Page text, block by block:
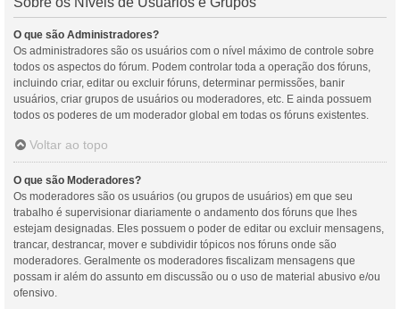
O que são Administradores?
Os administradores são os usuários com o nível máximo de controle sobre
todos os aspectos do fórum. Podem controlar toda a operação dos fóruns,
incluindo criar, editar ou excluir fóruns, determinar permissões, banir
usuários, criar grupos de usuários ou moderadores, etc. E ainda possuem
todos os poderes de um moderador global em todas os fóruns existentes.
Voltar ao topo
O que são Moderadores?
Os moderadores são os usuários (ou grupos de usuários) em que seu
trabalho é supervisionar diariamente o andamento dos fóruns que lhes
estejam designadas. Eles possuem o poder de editar ou excluir mensagens,
trancar, destrancar, mover e subdividir tópicos nos fóruns onde são
moderadores. Geralmente os moderadores fiscalizam mensagens que
possam ir além do assunto em discussão ou o uso de material abusivo e/ou
ofensivo.